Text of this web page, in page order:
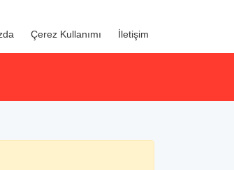
Çerez Kullanımı İletişim